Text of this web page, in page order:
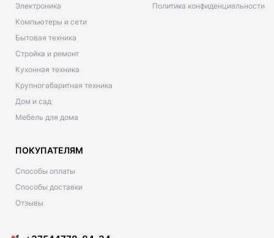
Электроника
Компьютеры и сети
Бытовая техника
Стройка и ремонт
Кухонная техника
Крупногабаритная техника
Дом и сад
Мебель для дома
Политика конфиденциальности
ПОКУПАТЕЛЯМ
Способы оплаты
Способы доставки
Отзывы